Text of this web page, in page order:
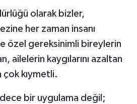
olarak bizler,
her zaman insanı
özel gereksinimli bireylerin
ailelerin kaygılarını azaltan
çok kıymetli.
bir uygulama değil;